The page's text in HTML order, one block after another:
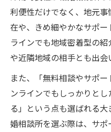
利便性だけでなく、地元
在や、きめ細やかなサポ
ラインでも地域密着型の
や近隣地域の相手とも出会
また、「無料相談やサポ
ンラインでもしっかりと
る」という点も選ばれる
婚相談所を選ぶ際は、サ